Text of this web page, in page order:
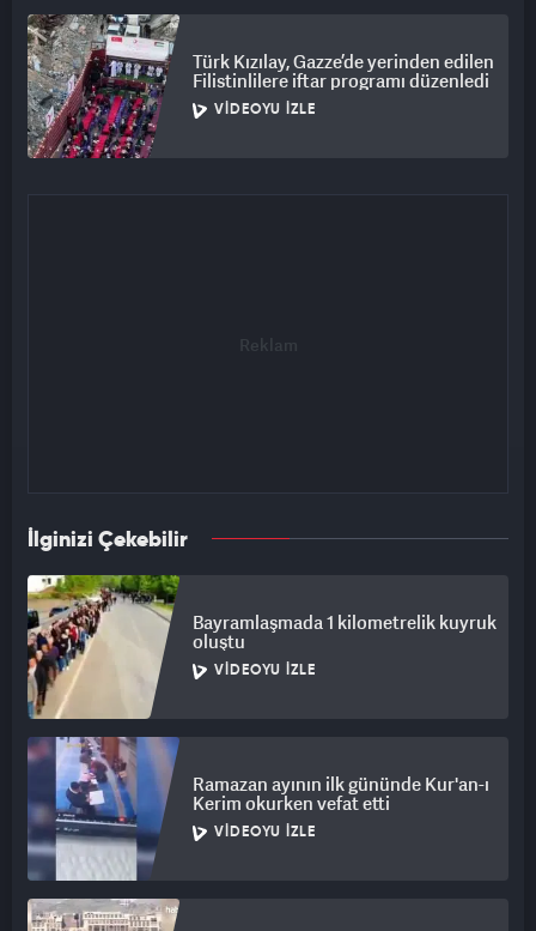
Türk Kızılay, Gazze’de yerinden edilen
Filistinlilere iftar programı düzenledi
VIDEOYU İZLE
İlginizi Çekebilir
Bayramlaşmada 1 kilometrelik kuyruk
oluştu
VIDEOYU İZLE
Ramazan ayının ilk gününde Kur'an-ı
Kerim okurken vefat etti
VIDEOYU İZLE